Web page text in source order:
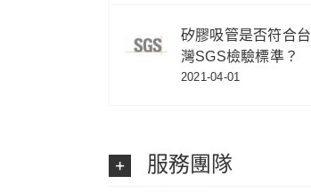
矽膠吸管是否符合台
灣SGS檢驗標準？
2021-04-01
服務團隊